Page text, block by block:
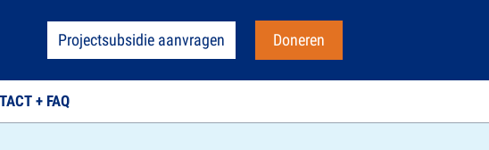
Projectsubsidie aanvragen Doneren
+ FAQ